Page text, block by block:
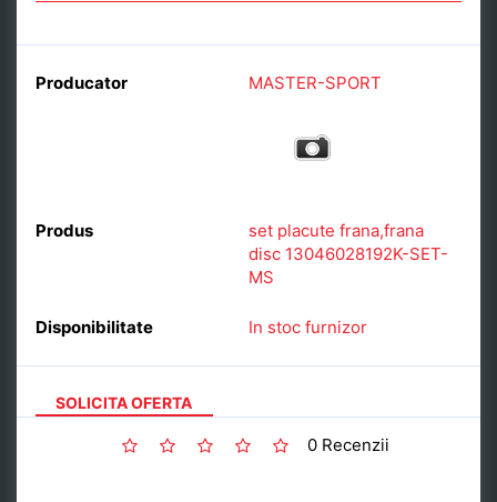
Producator MASTER-SPORT
Produs
set placute frana,frana
disc 13046028192K-SET-
MS
Disponibilitate In stoc furnizor
SOLICITA OFERTA
0 Recenzii